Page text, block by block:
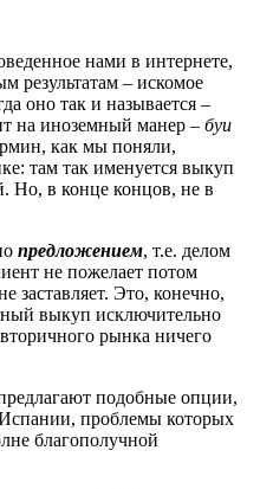
нами в интернете,
результатам – искомое
оно так и называется –
на иноземный манер – буи
как мы поняли,
там так именуется выкуп
Но, в конце концов, не в
предложением, т.е. делом
не пожелает потом
заставляет. Это, конечно,
выкуп исключительно
рынка ничего
подобные опции,
проблемы которых
благополучной